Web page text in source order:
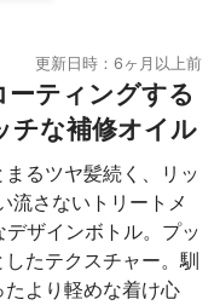
更新日時：6ヶ月以上前
ティングする
チな補修オイル
るツヤ髪続く、リッ
流さないトリートメ
ザインボトル。プッ
たテクスチャー。馴
より軽めな着け心